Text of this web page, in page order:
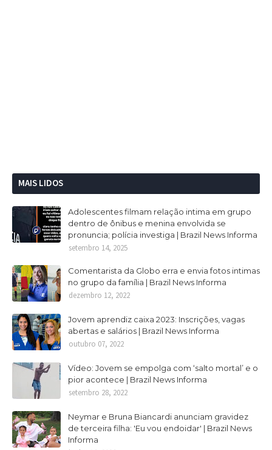
MAIS LIDOS
Adolescentes filmam relação intima em grupo
dentro de ônibus e menina envolvida se
pronuncia; polícia investiga | Brazil News Informa
setembro 14, 2025
Comentarista da Globo erra e envia fotos intimas
no grupo da família | Brazil News Informa
dezembro 12, 2022
Jovem aprendiz caixa 2023: Inscrições, vagas
abertas e salários | Brazil News Informa
outubro 07, 2022
Vídeo: Jovem se empolga com ‘salto mortal’ e o
pior acontece | Brazil News Informa
setembro 28, 2022
Neymar e Bruna Biancardi anunciam gravidez
de terceira filha: 'Eu vou endoidar' | Brazil News
Informa